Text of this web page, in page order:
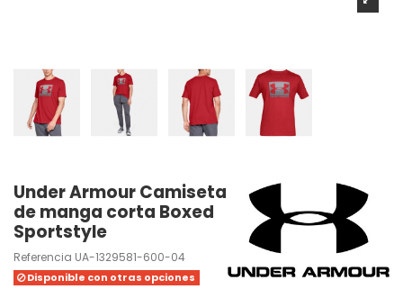
Under Armour Camiseta
de manga corta Boxed
Sportstyle
Referencia UA-1329581-600-04
Disponible con otras opciones